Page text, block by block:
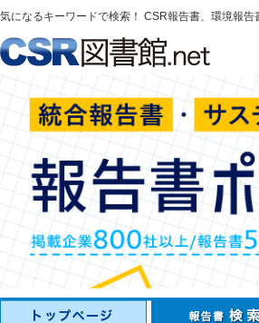
気になるキーワードで検索！ CSR報告書、環境報告